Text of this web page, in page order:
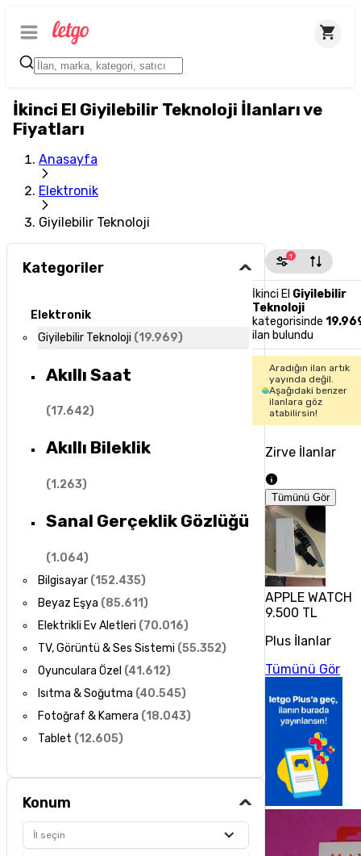
İkinci El Giyilebilir Teknoloji İlanları ve
Fiyatları
Anasayfa
Elektronik
Giyilebilir Teknoloji
Kategoriler
Elektronik
Giyilebilir Teknoloji (19.969)
Akıllı Saat
(17.642)
Akıllı Bileklik
(1.263)
Sanal Gerçeklik Gözlüğü
(1.064)
Bilgisayar (152.435)
Beyaz Eşya (85.611)
Elektrikli Ev Aletleri (70.016)
TV, Görüntü & Ses Sistemi (55.352)
Oyunculara Özel (41.612)
Isıtma & Soğutma (40.545)
Fotoğraf & Kamera (18.043)
Tablet (12.605)
Konum
İl seçin
1
İkinci El Giyilebilir
Teknoloji
kategorisinde
ilan bulundu
Aradığın ilan artık
yayında değil.
Aşağıdaki benzer
ilanlara göz
atabilirsin!
Zirve İlanlar
Tümünü Gör
APPLE WATCH
9.500 TL
Plus İlanlar
Tümünü Gör